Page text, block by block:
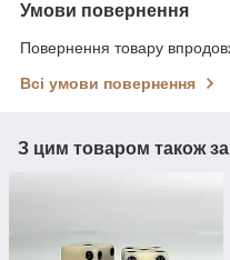
Умови повернення
Повернення товару
Всі умови повернення
З цим товаром також